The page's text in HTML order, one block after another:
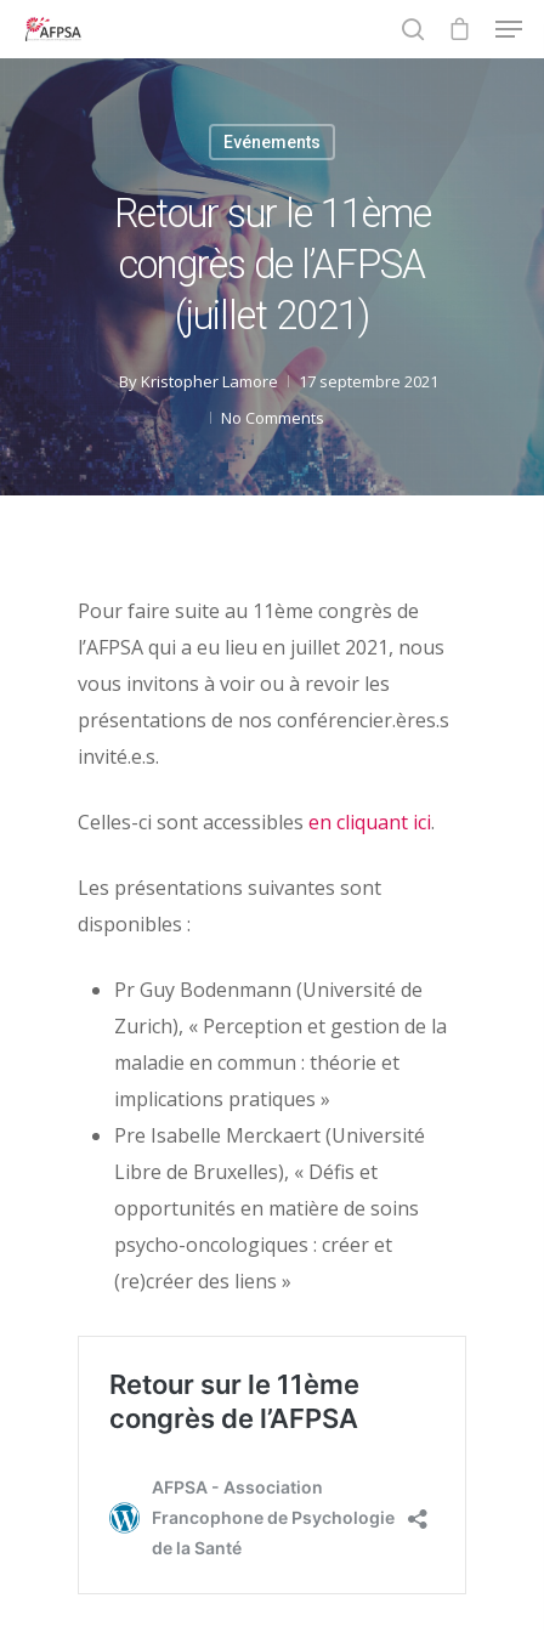
Hit enter to search or ESC to close
Evénements
Retour sur le 11ème
congrès de l’AFPSA
(juillet 2021)
By Kristopher Lamore
17 septembre 2021
No Comments
Pour faire suite au 11ème congrès de
l’AFPSA qui a eu lieu en juillet 2021, nous
vous invitons à voir ou à revoir les
présentations de nos conférencier.ères.s
invité.e.s.
Celles-ci sont accessibles en cliquant ici.
Les présentations suivantes sont
disponibles :
Pr Guy Bodenmann (Université de
Zurich), « Perception et gestion de la
maladie en commun : théorie et
implications pratiques »
Pre Isabelle Merckaert (Université
Libre de Bruxelles), « Défis et
opportunités en matière de soins
psycho-oncologiques : créer et
(re)créer des liens »
À propos
Les précédents
l’AFPSA
Histoire de l’AFPSA
La commission jeunes
Les membres du CA
Les formations
Actualités
Adhérer
Mon espace adhérent
Mentions légales